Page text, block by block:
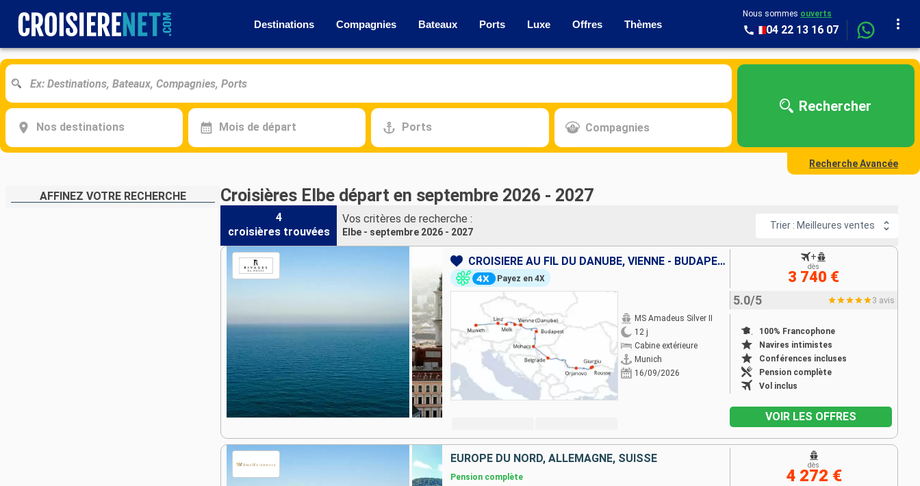
Destinations Compagnies Bateaux Ports Luxe Offres Thèmes
Nous sommes ouverts
04 22 13 16 07
Nos destinations Mois de départ Ports Compagnies
Rechercher
Recherche Avancée
AFFINEZ VOTRE RECHERCHE Croisières Elbe départ en septembre 2026 - 2027
4
croisières trouvées
Vos critères de recherche :
Elbe - septembre 2026 - 2027
Trier : Meilleures ventes
CROISIÈRE AU FIL DU DANUBE, VIENNE - BUDAPEST, LES PORTES DE FER
Payez en 4X
MS Amadeus Silver II
12 j
Cabine extérieure
Munich
16/09/2026
5.0/5 3 avis
100% Francophone
Navires intimistes
Conférences incluses
Pension complète
Vol inclus
+
dès
3 740 €
VOIR LES OFFRES
EUROPE DU NORD, ALLEMAGNE, SUISSE
Pension complète
dès
4 272 €